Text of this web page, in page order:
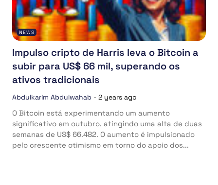
NEWS
Impulso cripto de Harris leva o Bitcoin a
subir para US$ 66 mil, superando os
ativos tradicionais
Abdulkarim Abdulwahab - 2 years ago
O Bitcoin está experimentando um aumento
significativo em outubro, atingindo uma alta de duas
semanas de US$ 66.482. O aumento é impulsionado
pelo crescente otimismo em torno do apoio dos...